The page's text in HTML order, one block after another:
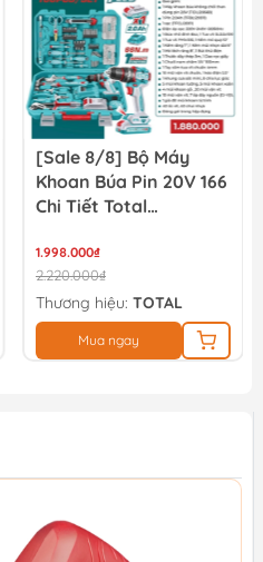
[Sale 8/8] Bộ Máy
Khoan Búa Pin 20V 166
Chi Tiết Total
THKTHP41667
1.998.000₫
2.220.000₫
Thương hiệu: TOTAL
Mua ngay